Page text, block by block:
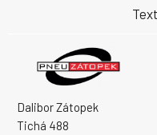
Dalibor Zátopek
Tichá 488